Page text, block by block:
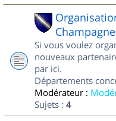
Si vous voulez
nouveaux
par ici.
Départements
Modérateur :
Sujets : 4